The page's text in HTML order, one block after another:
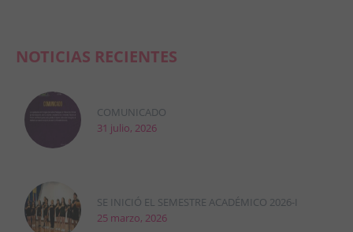
NOTICIAS RECIENTES
COMUNICADO
31 julio, 2026
SE INICIÓ EL SEMESTRE ACADÉMICO 2026-I
25 marzo, 2026